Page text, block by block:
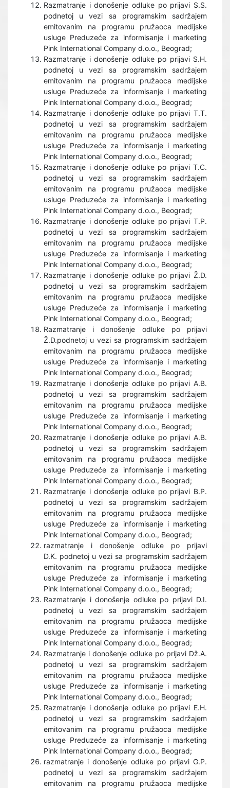
Razmatranje i donošenje odluke po prijavi S.S.
podnetoj u vezi sa programskim sadržajem
emitovanim na programu pružaoca medijske
usluge Preduzeće za informisanje i marketing
Pink International Company d.o.o., Beograd;
Razmatranje i donošenje odluke po prijavi S.H.
podnetoj u vezi sa programskim sadržajem
emitovanim na programu pružaoca medijske
usluge Preduzeće za informisanje i marketing
Pink International Company d.o.o., Beograd;
Razmatranje i donošenje odluke po prijavi T.T.
podnetoj u vezi sa programskim sadržajem
emitovanim na programu pružaoca medijske
usluge Preduzeće za informisanje i marketing
Pink International Company d.o.o., Beograd;
Razmatranje i donošenje odluke po prijavi T.C.
podnetoj u vezi sa programskim sadržajem
emitovanim na programu pružaoca medijske
usluge Preduzeće za informisanje i marketing
Pink International Company d.o.o., Beograd;
Razmatranje i donošenje odluke po prijavi T.P.
podnetoj u vezi sa programskim sadržajem
emitovanim na programu pružaoca medijske
usluge Preduzeće za informisanje i marketing
Pink International Company d.o.o., Beograd;
Razmatranje i donošenje odluke po prijavi Ž.D.
podnetoj u vezi sa programskim sadržajem
emitovanim na programu pružaoca medijske
usluge Preduzeće za informisanje i marketing
Pink International Company d.o.o., Beograd;
Razmatranje i donošenje odluke po prijavi
Ž.D.podnetoj u vezi sa programskim sadržajem
emitovanim na programu pružaoca medijske
usluge Preduzeće za informisanje i marketing
Pink International Company d.o.o., Beograd;
Razmatranje i donošenje odluke po prijavi A.B.
podnetoj u vezi sa programskim sadržajem
emitovanim na programu pružaoca medijske
usluge Preduzeće za informisanje i marketing
Pink International Company d.o.o., Beograd;
Razmatranje i donošenje odluke po prijavi A.B.
podnetoj u vezi sa programskim sadržajem
emitovanim na programu pružaoca medijske
usluge Preduzeće za informisanje i marketing
Pink International Company d.o.o., Beograd;
Razmatranje i donošenje odluke po prijavi B.P.
podnetoj u vezi sa programskim sadržajem
emitovanim na programu pružaoca medijske
usluge Preduzeće za informisanje i marketing
Pink International Company d.o.o., Beograd;
razmatranje i donošenje odluke po prijavi
D.K. podnetoj u vezi sa programskim sadržajem
emitovanim na programu pružaoca medijske
usluge Preduzeće za informisanje i marketing
Pink International Company d.o.o., Beograd;
Razmatranje i donošenje odluke po prijavi D.I.
podnetoj u vezi sa programskim sadržajem
emitovanim na programu pružaoca medijske
usluge Preduzeće za informisanje i marketing
Pink International Company d.o.o., Beograd;
Razmatranje i donošenje odluke po prijavi Dž.A.
podnetoj u vezi sa programskim sadržajem
emitovanim na programu pružaoca medijske
usluge Preduzeće za informisanje i marketing
Pink International Company d.o.o., Beograd;
Razmatranje i donošenje odluke po prijavi E.H.
podnetoj u vezi sa programskim sadržajem
emitovanim na programu pružaoca medijske
usluge Preduzeće za informisanje i marketing
Pink International Company d.o.o., Beograd;
razmatranje i donošenje odluke po prijavi G.P.
podnetoj u vezi sa programskim sadržajem
emitovanim na programu pružaoca medijske